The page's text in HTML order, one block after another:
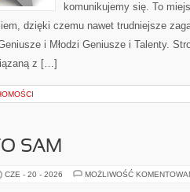
komunikujemy się. To
dzięki czemu nawet trudniejsze
i Młodzi Geniusze i Talenty.
z […]
SAM
CZE - 20 - 2026 MOŻLIWOŚĆ